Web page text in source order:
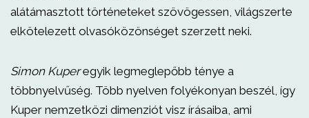
alátámasztott történeteket szövögessen, világszerte
elkötelezett olvasóközönséget szerzett neki.
Simon Kuperegyik legmeglepőbb ténye a
többnyelvűség. Több nyelven folyékonyan beszél, így
Kuper nemzetközi dimenziót visz írásaiba, ami